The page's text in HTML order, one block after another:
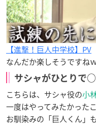
【進撃！巨人中学校】PV
なんだか楽しそうですね
サシャがひとりで
こちらは、サシャ役の小
一度はやってみたかった
お馴染みの「巨人くん」